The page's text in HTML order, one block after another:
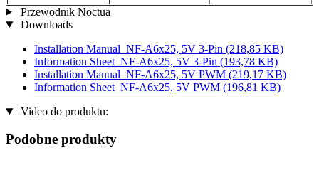
Przewodnik Noctua
Downloads
Installation Manual_NF-A6x25, 5V 3-Pin (218,85 KB)
Information Sheet_NF-A6x25, 5V 3-Pin (193,78 KB)
Installation Manual_NF-A6x25, 5V PWM (219,17 KB)
Information Sheet_NF-A6x25, 5V PWM (196,81 KB)
Video do produktu:
Podobne produkty